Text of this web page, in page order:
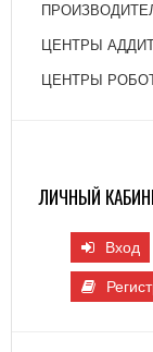
ЦЕНТРЫ
ЦЕНТРЫ
ЛИЧНЫЙ
Вход